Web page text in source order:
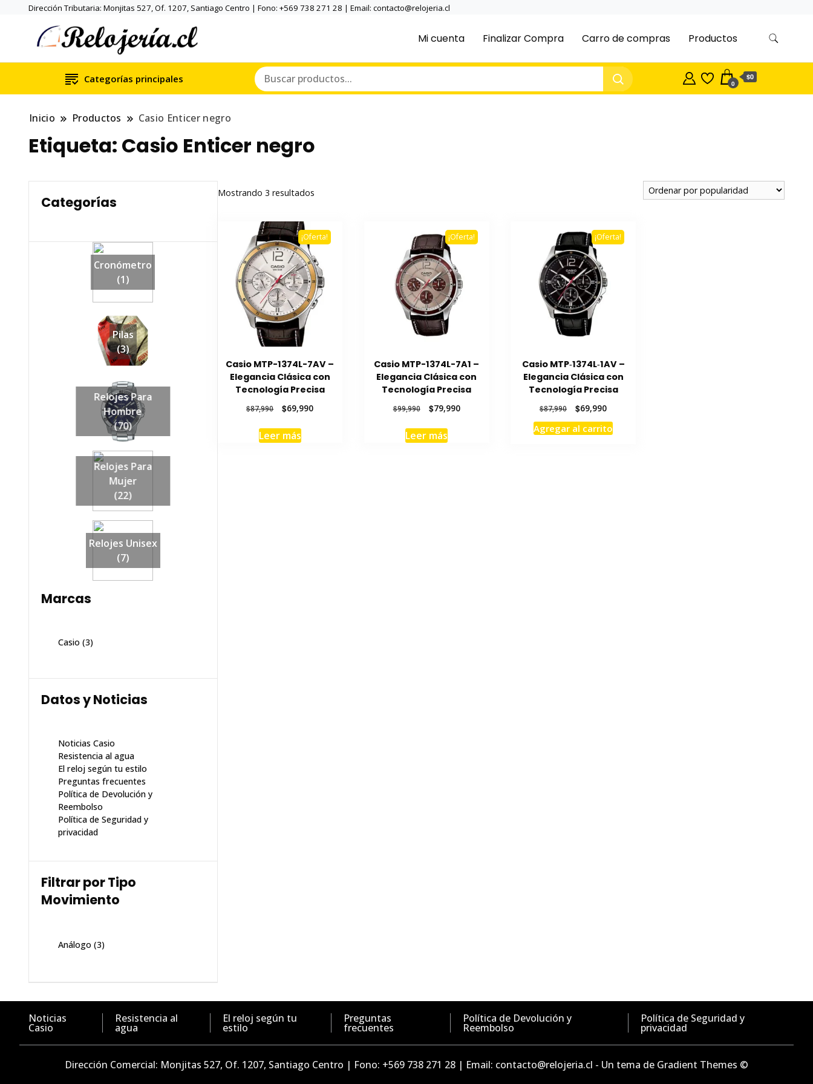
Dirección Tributaria: Monjitas 527, Of. 1207, Santiago Centro | Fono: +569 738 271 28 | Email: contacto@relojeria.cl
Mi cuenta Finalizar Compra Carro de compras Productos
Categorías principales 0
$0
Inicio Productos Casio Enticer negro
Etiqueta: Casio Enticer negro
Mostrando 3 resultadosOrdenado
¡Oferta!
Casio MTP-1374L-7AV –
Elegancia Clásica con
Tecnología Precisa
$87,990
El
original
era:
$69,990El
Leer más
¡Oferta!
Casio MTP-1374L-7A1 –
Elegancia Clásica con
Tecnología Precisa
$99,990
original
era:
$79,990El
Leer más
¡Oferta!
Casio MTP‑1374L‑1AV –
Elegancia Clásica con
Tecnología Precisa
$87,990
El
precio
original
$69,990El
precio
actual
Agregar al carrito
Categorías
Cronómetro
(1)
Pilas
(3)
Relojes Para
Hombre
(70)
Relojes Para
Mujer
(22)
Relojes Unisex
(7)
Marcas
Casio (3)
Datos y Noticias
Noticias Casio
Resistencia al agua
El reloj según tu estilo
Preguntas frecuentes
Política de Devolución y
Reembolso
Política de Seguridad y
privacidad
Filtrar por Tipo
Movimiento
Análogo (3)
Noticias
Casio
Resistencia al
agua
El reloj según tu
estilo
Preguntas
frecuentes
Política de Devolución y
Reembolso
Política de Seguridad y
privacidad
Dirección Comercial: Monjitas 527, Of. 1207, Santiago Centro | Fono: +569 738 271 28 | Email: contacto@relojeria.cl - Un tema de Gradient Themes ©